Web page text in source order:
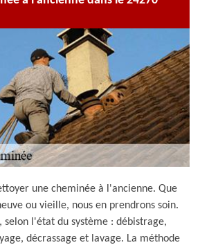
une cheminée à l'ancienne. Que
ou vieille, nous en prendrons soin.
selon l'état du système : débistrage,
décrassage et lavage. La méthode